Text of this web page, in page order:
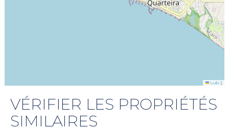
Leaflet |
VÉRIFIER LES PROPRIÉTÉS
SIMILAIRES